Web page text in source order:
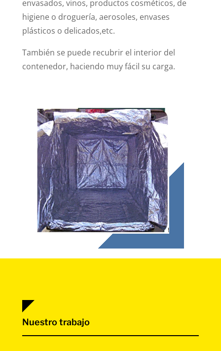
envasados, vinos, productos cosméticos, de
higiene o droguería, aerosoles, envases
plásticos o delicados,etc.
También se puede recubrir el interior del
contenedor, haciendo muy fácil su carga.
Nuestro trabajo